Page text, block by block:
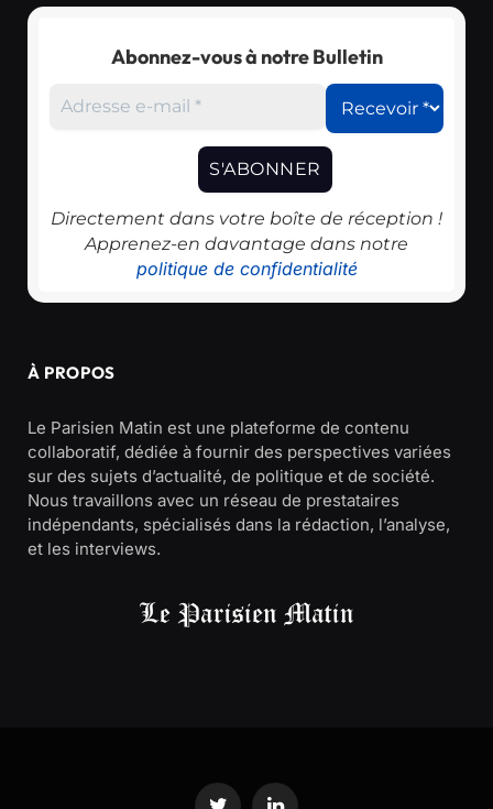
Abonnez-vous à notre Bulletin
Directement dans votre boîte de réception !
Apprenez-en davantage dans notre
politique de confidentialité
À PROPOS
Le Parisien Matin est une plateforme de contenu
collaboratif, dédiée à fournir des perspectives variées
sur des sujets d’actualité, de politique et de société.
Nous travaillons avec un réseau de prestataires
indépendants, spécialisés dans la rédaction, l’analyse,
et les interviews.